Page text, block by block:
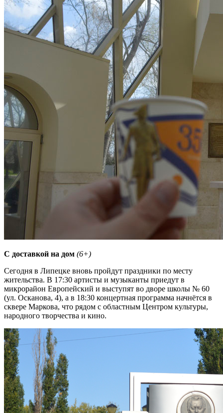
С доставкой на дом (6+)
Сегодня в Липецке вновь пройдут праздники по месту
жительства. В 17:30 артисты и музыканты приедут в
микрорайон Европейский и выступят во дворе школы № 60
(ул. Осканова, 4), а в 18:30 концертная программа начнётся в
сквере Маркова, что рядом с областным Центром культуры,
народного творчества и кино.